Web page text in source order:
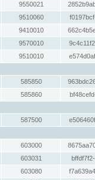
9550021
9510060
9410010
9570010
9510010
585850
585860
587500
603000
603031
603080